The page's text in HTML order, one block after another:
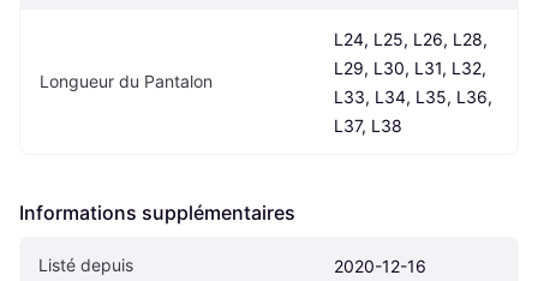
Longueur du Pantalon
L24, L25, L26, L28,
L29, L30, L31, L32,
L33, L34, L35, L36,
L37, L38
Informations supplémentaires
Listé depuis 2020-12-16